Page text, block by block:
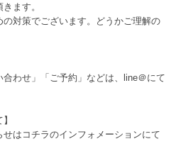
ます。
対策でございます。どうかご理解の
わせ」「ご予約」などは、line＠にて
はコチラのインフォメーションにて